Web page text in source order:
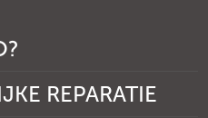
REPARATIE